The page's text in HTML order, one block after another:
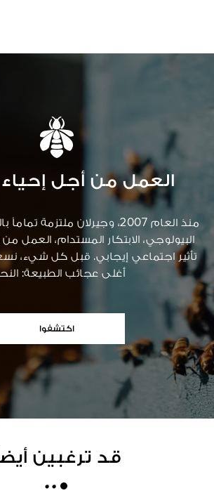
العمل من أجل إحياء
منذ العام 2007، وجيرلان ملتزمة
البيولوجي، الابتكار المستدام، العمل
تأثير اجتماعي إيجابي. قبل كل شيء،
أغلى عجائب الطبيعة:
اكتشفوا
قد ترغبين